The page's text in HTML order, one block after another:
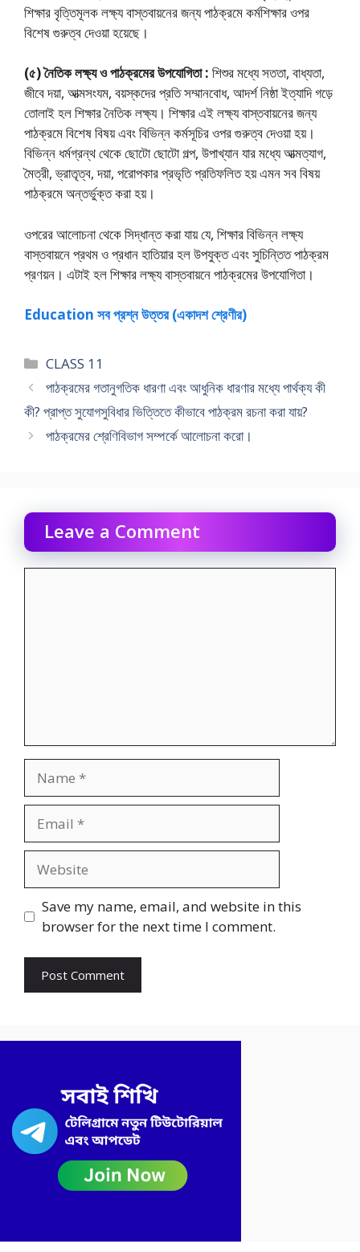
শিক্ষার বৃত্তিমূলক লক্ষ্য বাস্তবায়নের জন্য পাঠক্রমে কর্মশিক্ষার ওপর
বিশেষ গুরুত্ব দেওয়া হয়েছে।
(৫) নৈতিক লক্ষ্য ও পাঠক্রমের উপযােগিতা : শিশুর মধ্যে সততা, বাধ্যতা,
জীবে দয়া, আত্মসংযম, বয়স্কদের প্রতি সম্মানবােধ, আদর্শ নিষ্ঠা ইত্যাদি গড়ে
তােলাই হল শিক্ষার নৈতিক লক্ষ্য। শিক্ষার এই লক্ষ্য বাস্তবায়নের জন্য
পাঠক্রমে বিশেষ বিষয় এবং বিভিন্ন কর্মসূচির ওপর গুরুত্ব দেওয়া হয়।
বিভিন্ন ধর্মগ্রন্থ থেকে ছােটো ছােটো গল্প, উপাখ্যান যার মধ্যে আত্মত্যাগ,
মৈত্রী, ভ্রাতৃত্ব, দয়া, পরােপকার প্রভৃতি প্রতিফলিত হয় এমন সব বিষয়
পাঠক্রমে অন্তর্ভুক্ত করা হয়।
ওপরের আলােচনা থেকে সিদ্ধান্ত করা যায় যে, শিক্ষার বিভিন্ন লক্ষ্য
বাস্তবায়নে প্রথম ও প্রধান হাতিয়ার হল উপযুক্ত এবং সুচিন্তিত পাঠক্রম
প্রণয়ন। এটাই হল শিক্ষার লক্ষ্য বাস্তবায়নে পাঠক্রমের উপযােগিতা।
Education সব প্রশ্ন উত্তর (একাদশ শ্রেণীর)
Categories
CLASS 11
পাঠক্রমের গতানুগতিক ধারণা এবং আধুনিক ধারণার মধ্যে পার্থক্য কী
কী? প্রাপ্ত সুযােগসুবিধার ভিত্তিতে কীভাবে পাঠক্রম রচনা করা যায়?
পাঠক্রমের শ্রেণিবিভাগ সম্পর্কে আলােচনা করাে।
Leave a Comment
Save my name, email, and website in this
browser for the next time I comment.